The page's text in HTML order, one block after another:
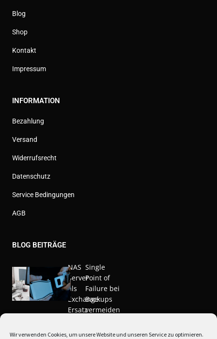
Wir verwenden Cookies, um unsere Website und unseren Service zu optimieren.
Blog
Shop
Kontakt
Impressum
INFORMATION
Bezahlung
Versand
Widerrufsrecht
Datenschutz
Service Bedingungen
AGB
BLOG BEITRÄGE
NAS
Server
als
Exchange
Ersatz
Single
Point of
Failure bei
Backups
vermeiden